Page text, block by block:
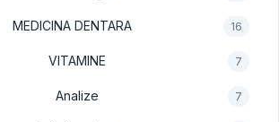
MEDICINA DENTARA 16
VITAMINE 7
Analize 7